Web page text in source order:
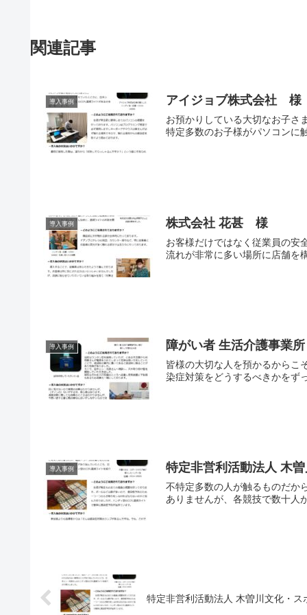
関連記事
導入事例 アイジョブ株式会社 様
お預かりしている大切なお子さ
特定多数のお子様がパソコンに
導入事例 株式会社 花甚 様
お客様だけではなく従業員の安
流れが非常に多い場所に店舗を
導入事例 障がい者 生活介護事業
皆様の大切な人を預かるからこ
染症対策をどうするべきかを
導入事例 特定非営利活動法人 木
不特定多数の人が触るものだか
ありませんが、各競技で数十人
特定非営利活動法人 木曽川文化・